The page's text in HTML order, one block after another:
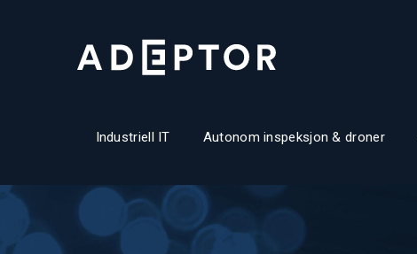
Industriell IT Autonom inspeksjon & droner